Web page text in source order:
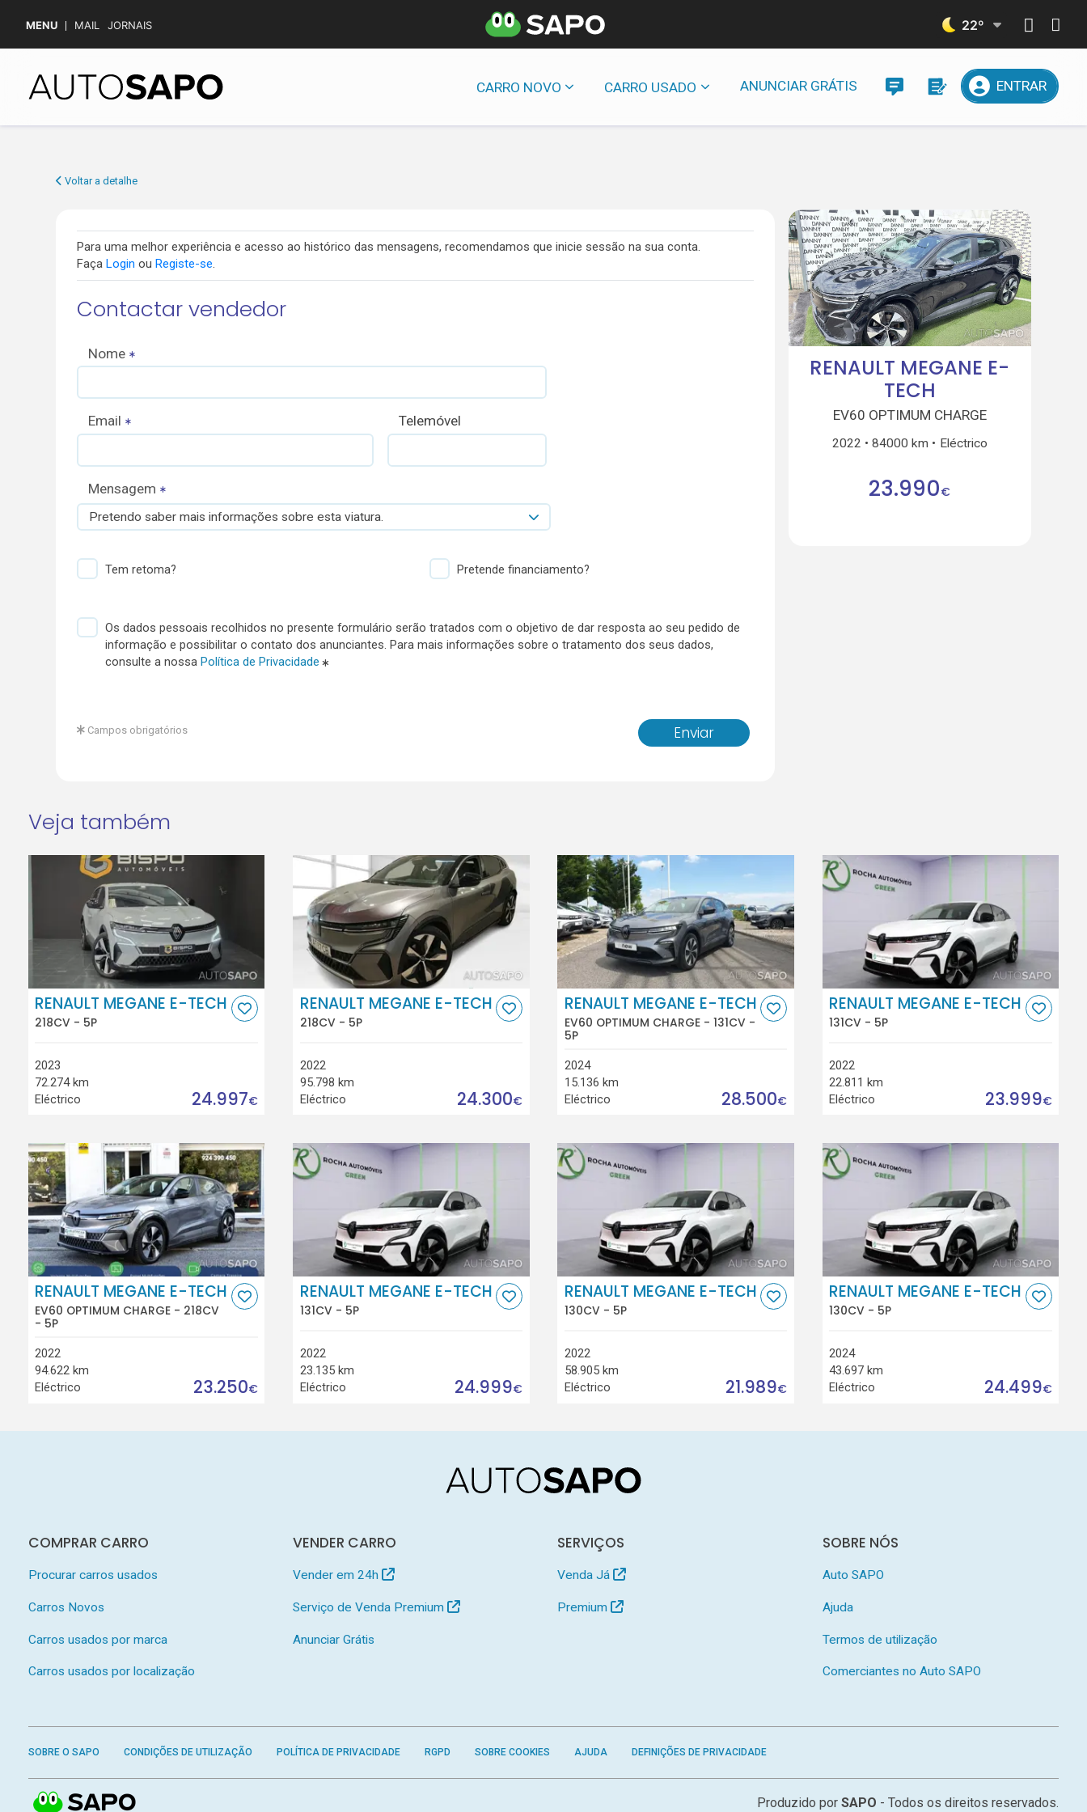
MENU MAIL JORNAIS 22º
CARRO NOVO CARRO USADO ANUNCIAR GRÁTIS ENTRAR
Voltar a detalhe
Para uma melhor experiência e acesso ao histórico das mensagens, recomendamos que inicie sessão na sua conta.
Faça Login ou Registe-se.
Contactar vendedor
Nome
Email Telemóvel
Mensagem
Pretendo saber mais informações sobre esta viatura.
Tem retoma? Pretende financiamento?
Os dados pessoais recolhidos no presente formulário serão tratados com o objetivo de dar resposta ao seu pedido de
informação e possibilitar o contato dos anunciantes. Para mais informações sobre o tratamento dos seus dados,
consulte a nossa Política de Privacidade
Enviar
Campos obrigatórios
RENAULT MEGANE E-
TECH
EV60 OPTIMUM CHARGE
2022 84000 km Eléctrico
23.990€
Veja também
RENAULT MEGANE E-TECH
218CV - 5P
2023
72.274 km
Eléctrico
24.997€
RENAULT MEGANE E-TECH
218CV - 5P
2022
95.798 km
Eléctrico
24.300€
RENAULT MEGANE E-TECH
EV60 OPTIMUM CHARGE - 131CV -
5P
2024
15.136 km
Eléctrico
28.500€
RENAULT MEGANE E-TECH
131CV - 5P
2022
22.811 km
Eléctrico
23.999€
RENAULT MEGANE E-TECH
EV60 OPTIMUM CHARGE - 218CV
- 5P
2022
94.622 km
Eléctrico
23.250€
RENAULT MEGANE E-TECH
131CV - 5P
2022
23.135 km
Eléctrico
24.999€
RENAULT MEGANE E-TECH
130CV - 5P
2022
58.905 km
Eléctrico
21.989€
RENAULT MEGANE E-TECH
130CV - 5P
2024
43.697 km
Eléctrico
24.499€
COMPRAR CARRO
Procurar carros usados
Carros Novos
Carros usados por marca
Carros usados por localização
VENDER CARRO
Vender em 24h
Serviço de Venda Premium
Anunciar Grátis
SERVIÇOS
Venda Já
Premium
SOBRE NÓS
Auto SAPO
Ajuda
Termos de utilização
Comerciantes no Auto SAPO
SOBRE O SAPO CONDIÇÕES DE UTILIZAÇÃO POLÍTICA DE PRIVACIDADE RGPD SOBRE COOKIES AJUDA DEFINIÇÕES DE PRIVACIDADE
Produzido porSAPO - Todos os direitos reservados.